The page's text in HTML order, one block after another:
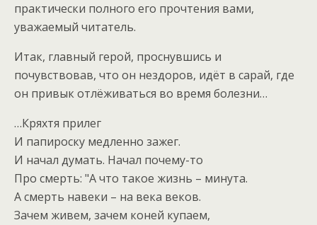
практически полного его прочтения вами,
уважаемый читатель.
Итак, главный герой, проснувшись и
почувствовав, что он нездоров, идёт в сарай, где
он привык отлёживаться во время болезни…
…Кряхтя прилег
И папироску медленно зажег.
И начал думать. Начал почему-то
Про смерть: "А что такое жизнь – минута.
А смерть навеки – на века веков.
Зачем живем, зачем коней купаем,